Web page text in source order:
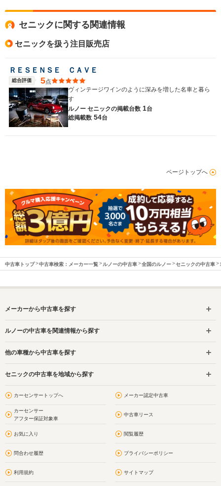
セニックに関する関連情報
セニックを扱う注目販売店
ＲＥＳＥＮＳＥ ＣＡＶＥ
総合評価 5点
ヴィンテージワインのように深みを増した名車と暮ら
す
ルノー セニックの掲載台数 1台
総掲載数 54台
ページトップへ
中古車トップ 中古車検索：メーカー一覧 ルノーの中古車 全国のルノー セニックの中古車
メーカーから中古車を探す
ルノーの中古車を関連情報から探す
他の車種から中古車を探す
セニックの中古車を地域から探す
カーセンサートップへ メーカー認定中古車
カーセンサー
アフター保証対象車
中古車リース
お気に入り 閲覧履歴
問合わせ履歴 プライバシーポリシー
利用規約 サイトマップ